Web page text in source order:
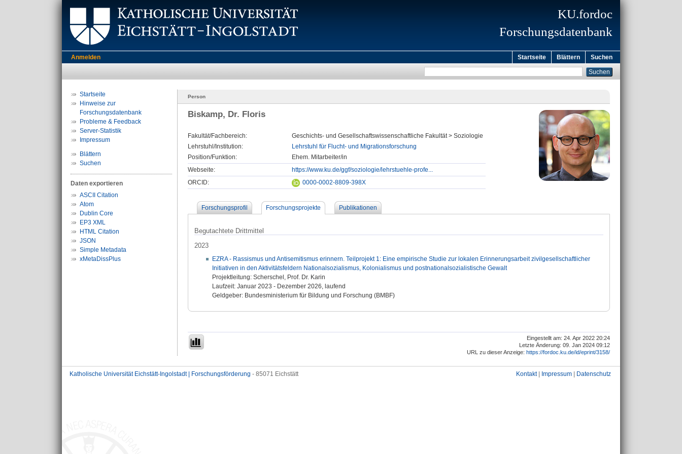
KU.fordoc
Forschungsdatenbank
Anmelden Startseite Blättern Suchen
Startseite
Hinweise zur
Forschungsdatenbank
Probleme & Feedback
Server-Statistik
Impressum
Blättern
Suchen
Daten exportieren
ASCII Citation
Atom
Dublin Core
EP3 XML
HTML Citation
JSON
Simple Metadata
xMetaDissPlus
Person
Biskamp, Dr. Floris
Fakultät/Fachbereich:
Geschichts- und Gesellschaftswissenschaftliche Fakultät > Soziologie
Lehrstuhl/Institution:
Lehrstuhl für Flucht- und Migrationsforschung
Position/Funktion:
Ehem. Mitarbeiter/in
Webseite:
https://www.ku.de/ggf/soziologie/lehrstuehle-profe...
ORCID:
0000-0002-8809-398X
Forschungsprofil Forschungsprojekte Publikationen
Begutachtete Drittmittel
2023
EZRA - Rassismus und Antisemitismus erinnern. Teilprojekt 1: Eine empirische Studie zur lokalen Erinnerungsarbeit zivilgesellschaftlicher
Initiativen in den Aktivitätsfeldern Nationalsozialismus, Kolonialismus und postnationalsozialistische Gewalt
Projektleitung: Scherschel, Prof. Dr. Karin
Laufzeit: Januar 2023 - Dezember 2026, laufend
Geldgeber: Bundesministerium für Bildung und Forschung (BMBF)
Eingestellt am: 24. Apr 2022 20:24
Letzte Änderung: 09. Jan 2024 09:12
URL zu dieser Anzeige: https://fordoc.ku.de/id/eprint/3158/
Katholische Universität Eichstätt-Ingolstadt | Forschungsförderung - 85071 Eichstätt Kontakt| Impressum Datenschutz